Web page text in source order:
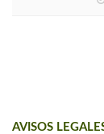
AVISOS